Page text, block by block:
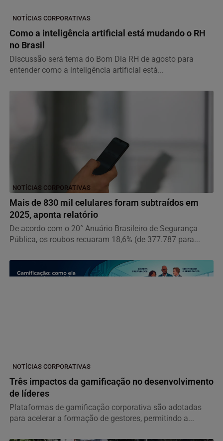
NOTÍCIAS CORPORATIVAS
Como a inteligência artificial está mudando o RH
no Brasil
Discussão será tema do Bom Dia RH de agosto para
entender como a inteligência artificial está...
NOTÍCIAS CORPORATIVAS
Mais de 830 mil celulares foram subtraídos em
2025, aponta relatório
De acordo com o 20° Anuário Brasileiro de Segurança
Pública, os roubos recuaram 18,6% (de 377.787 para...
NOTÍCIAS CORPORATIVAS
Três impactos da gamificação no desenvolvimento
de líderes
Plataformas de gamificação corporativa são adotadas
para acelerar a formação de gestores, permitindo a...